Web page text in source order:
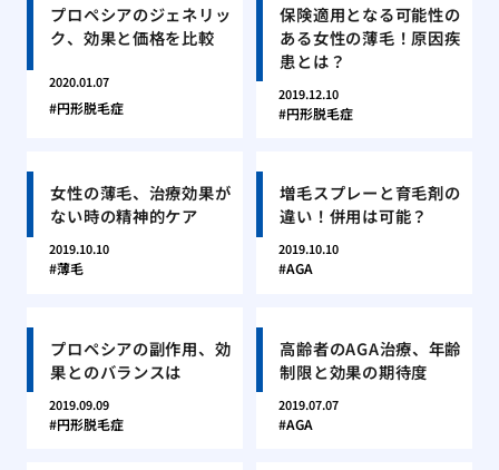
プロペシアのジェネリッ
ク、効果と価格を比較
2020.01.07
円形脱毛症
保険適用となる可能性の
ある女性の薄毛！原因疾
患とは？
2019.12.10
円形脱毛症
女性の薄毛、治療効果が
ない時の精神的ケア
2019.10.10
薄毛
増毛スプレーと育毛剤の
違い！併用は可能？
2019.10.10
AGA
プロペシアの副作用、効
果とのバランスは
2019.09.09
円形脱毛症
高齢者のAGA治療、年齢
制限と効果の期待度
2019.07.07
AGA